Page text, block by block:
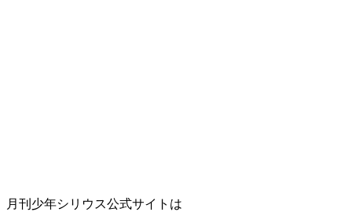
月刊少年シリウス公式サイトは